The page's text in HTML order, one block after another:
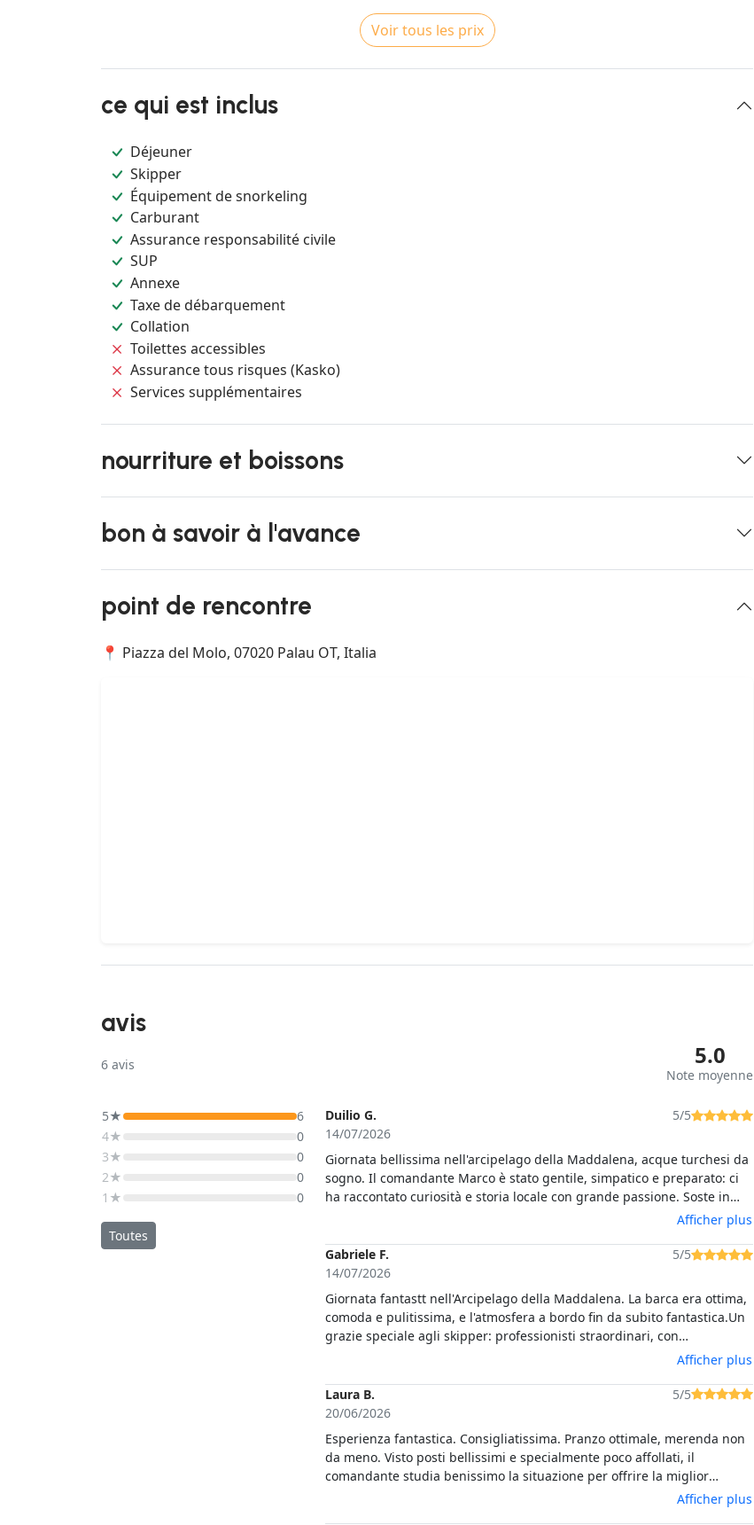
Voir tous les prix
ce qui est inclus
Déjeuner
Skipper
Équipement de snorkeling
Carburant
Assurance responsabilité civile
SUP
Annexe
Taxe de débarquement
Collation
Toilettes accessibles
Assurance tous risques (Kasko)
Services supplémentaires
nourriture et boissons
bon à savoir à l'avance
point de rencontre
📍 Piazza del Molo, 07020 Palau OT, Italia
avis
6 avis 5.0
Note moyenne
5★
6
4★
0
3★
0
2★
0
1★
0
Toutes
Duilio G.
14/07/2026
5/5
Giornata bellissima nell'arcipelago della Maddalena, acque turchesi da
sogno. Il comandante Marco è stato gentile, simpatico e preparato: ci
ha raccontato curiosità e storia locale con grande passione. Soste in
calette splendide per fare snorkeling, e pranzo a bordo con prodotti
perfezione, consigliatissima a chi visita il nord Sardegna!
Afficher plus
Gabriele F.
14/07/2026
5/5
Giornata fantastt nell'Arcipelago della Maddalena. La barca era ottima,
comoda e pulitissima, e l'atmosfera a bordo fin da subito fantastica.Un
grazie speciale agli skipper: professionisti straordinari, con
grandissima esperienza e di una simpatia unica. Ci hanno fatto
abbiamo anche mangiato benissimo a bordo!Consigliatissima a tutti,
un'esperienza assolutamente da non perdere!
Afficher plus
Laura B.
20/06/2026
5/5
Esperienza fantastica. Consigliatissima. Pranzo ottimale, merenda non
da meno. Visto posti bellissimi e specialmente poco affollati, il
comandante studia benissimo la situazione per offrire la miglior
Afficher plus